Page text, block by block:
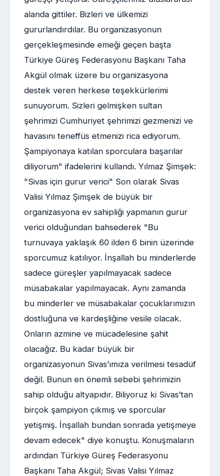
alanda gittiler. Bizleri ve ülkemizi
gururlandırdılar. Bu organizasyonun
gerçekleşmesinde emeği geçen başta
Türkiye Güreş Federasyonu Başkanı Taha
Akgül olmak üzere bu organizasyona
destek veren herkese teşekkürlerimi
sunuyorum. Sizleri gelmişken sultan
şehrimizi Cumhuriyet şehrimizi gezmenizi ve
havasını teneffüs etmenizi rica ediyorum.
Şampiyonaya katılan sporculara başarılar
diliyorum" ifadelerini kullandı. Yılmaz Şimşek:
"Sivas için gurur verici" Son olarak Sivas
Valisi Yılmaz Şimşek de büyük bir
organizasyona ev sahipliği yapmanın gurur
verici olduğundan bahsederek "Bu
turnuvaya yaklaşık 60 ilden 6 binin üzerinde
sporcumuz katılıyor. İnşallah bu minderlerde
sadece güreşler yapılmayacak sadece
müsabakalar yapılmayacak. Aynı zamanda
bu minderler ve müsabakalar çocuklarımızın
dostluğuna ve kardeşliğine vesile olacak.
Onların azmine ve mücadelesine şahit
olacağız. Bu kadar büyük bir
organizasyonun Sivas’ımıza verilmesi tesadüf
değil. Bunun en önemli sebebi şehrimizin
sahip olduğu altyapıdır. Biliyoruz ki Sivas’tan
birçok şampiyon çıkmış ve sporcular
yetişmiş. İnşallah bundan sonrada yetişmeye
devam edecek" diye konuştu. Konuşmaların
ardından Türkiye Güreş Federasyonu
Başkanı Taha Akgül; Sivas Valisi Yılmaz